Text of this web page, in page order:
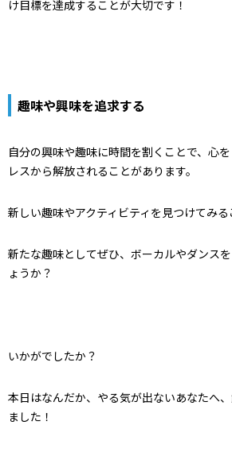
け目標を達成することが大切です！
趣味や興味を追求する
自分の興味や趣味に時間を割くことで、心
レスから解放されることがあります。
新しい趣味やアクティビティを見つけてみる
新たな趣味としてぜひ、ボーカルやダンス
ょうか？
いかがでしたか？
本日はなんだか、やる気が出ないあなたへ
ました！